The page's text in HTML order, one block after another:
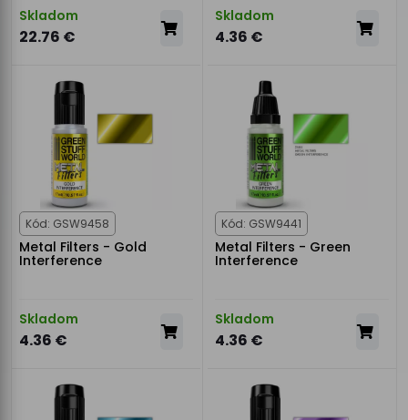
Skladom
22.76 €
Skladom
4.36 €
Kód: GSW9458
Metal Filters - Gold
Interference
Skladom
4.36 €
Kód: GSW9441
Metal Filters - Green
Interference
Skladom
4.36 €